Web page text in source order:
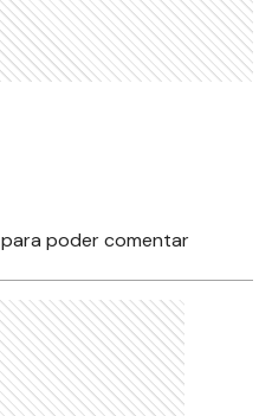
para poder comentar